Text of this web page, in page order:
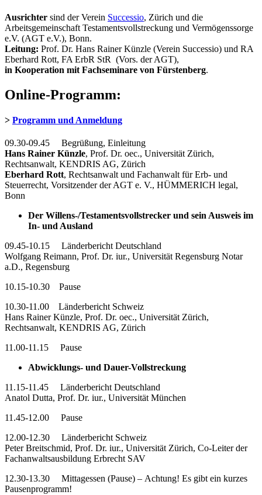
Ausrichter sind der Verein Successio, Zürich und die
Arbeitsgemeinschaft Testamentsvollstreckung und Vermögenssorge
e.V. (AGT e.V.), Bonn.
Leitung: Prof. Dr. Hans Rainer Künzle (Verein Successio) und RA
Eberhard Rott, FA ErbR StR (Vors. der AGT),
in Kooperation mit Fachseminare von Fürstenberg.
Online-Programm:
> Programm und Anmeldung
09.30-09.45 Begrüßung, Einleitung
Hans Rainer Künzle, Prof. Dr. oec., Universität Zürich,
Rechtsanwalt, KENDRIS AG, Zürich
Eberhard Rott, Rechtsanwalt und Fachanwalt für Erb- und
Steuerrecht, Vorsitzender der AGT e. V., HÜMMERICH legal,
Bonn
Der Willens-/Testamentsvollstrecker und sein Ausweis im
In- und Ausland
09.45-10.15 Länderbericht Deutschland
Wolfgang Reimann, Prof. Dr. iur., Universität Regensburg Notar
a.D., Regensburg
10.15-10.30 Pause
10.30-11.00 Länderbericht Schweiz
Hans Rainer Künzle, Prof. Dr. oec., Universität Zürich,
Rechtsanwalt, KENDRIS AG, Zürich
11.00-11.15 Pause
Abwicklungs- und Dauer-Vollstreckung
11.15-11.45 Länderbericht Deutschland
Anatol Dutta, Prof. Dr. iur., Universität München
11.45-12.00 Pause
12.00-12.30 Länderbericht Schweiz
Peter Breitschmid, Prof. Dr. iur., Universität Zürich, Co-Leiter der
Fachanwaltsausbildung Erbrecht SAV
12.30-13.30 Mittagessen (Pause) – Achtung! Es gibt ein kurzes
Pausenprogramm!